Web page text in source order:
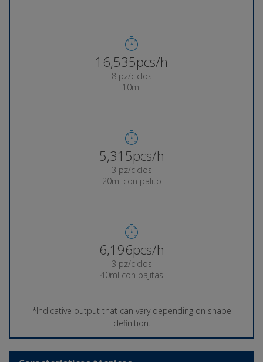
16,734pcs/h
8 pz/ciclos
10ml
5,379pcs/h
3 pz/ciclos
20ml con palito
6,274pcs/h
3 pz/ciclos
40ml con pajitas
*Indicative output that can vary depending on shape
definition.